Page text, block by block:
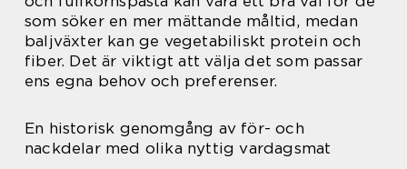
som söker en mer mättande måltid, medan
baljväxter kan ge vegetabiliskt protein och
fiber. Det är viktigt att välja det som passar
ens egna behov och preferenser.
En historisk genomgång av för- och
nackdelar med olika nyttig vardagsmat